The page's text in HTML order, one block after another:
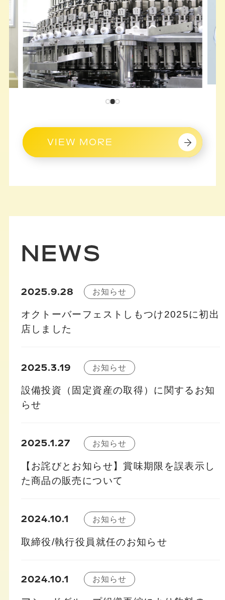
VIEW MORE
NEWS
2025.9.28 お知らせ
オクトーバーフェストしもつけ2025に初出
店しました
2025.3.19 お知らせ
設備投資（固定資産の取得）に関するお知
らせ
2025.1.27 お知らせ
【お詫びとお知らせ】賞味期限を誤表示し
た商品の販売について
2024.10.1 お知らせ
取締役/執行役員就任のお知らせ
2024.10.1 お知らせ